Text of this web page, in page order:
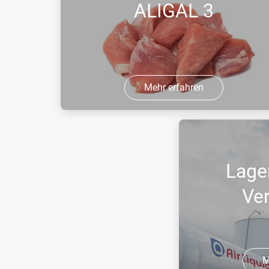
ALIGAL 3
Mehr erfahren
Bei ALIGAL 3 handelt es sich um eine